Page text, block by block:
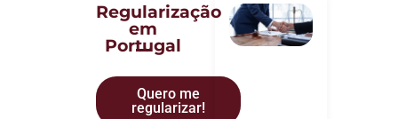
Regularização
em
Portugal
Quero me
regularizar!